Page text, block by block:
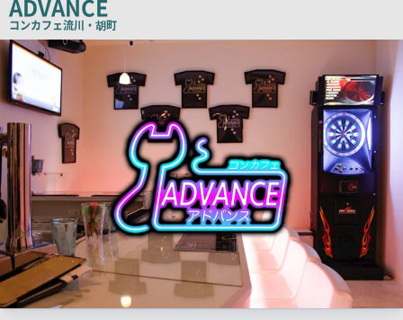
コ
ピ
ー
ADVANCE
コンカフェ流川・胡町
店
舗
PR
像